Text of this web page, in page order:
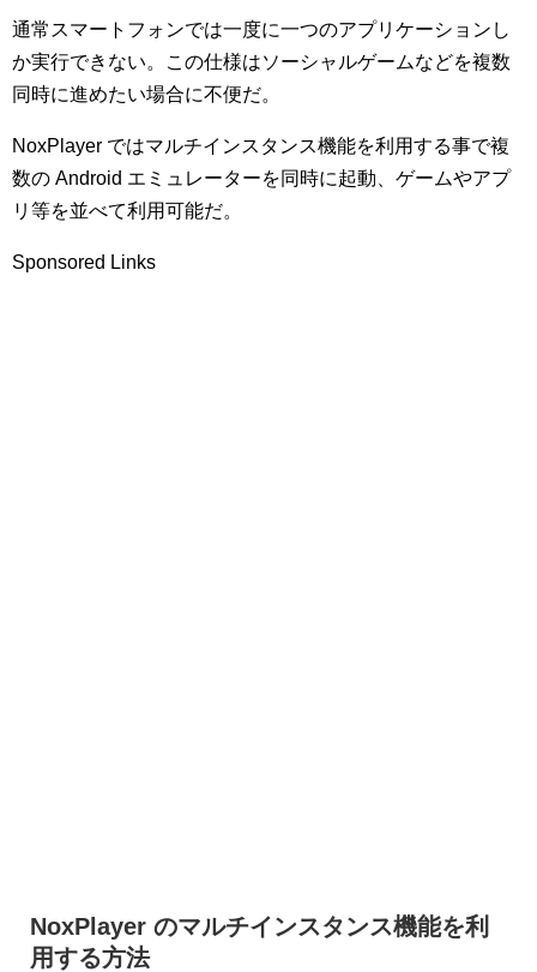
通常スマートフォンでは一度に一つのアプリケーションし
か実行できない。この仕様はソーシャルゲームなどを複数
同時に進めたい場合に不便だ。
NoxPlayer ではマルチインスタンス機能を利用する事で複
数の Android エミュレーターを同時に起動、ゲームやアプ
リ等を並べて利用可能だ。
Sponsored Links
NoxPlayer のマルチインスタンス機能を利
用する方法